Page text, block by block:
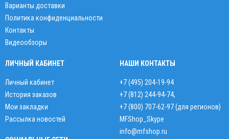
Варианты доставки
Политика конфиденциальности
Контакты
Видеообзоры
ЛИЧНЫЙ КАБИНЕТ
Личный кабинет
История заказов
Мои закладки
Рассылка новостей
НАШИ КОНТАКТЫ
+7 (495) 204-19-94
+7 (812) 244-94-74,
+7 (800) 707-62-97 (для регионов)
MFShop_Skype
info@mfshop.ru